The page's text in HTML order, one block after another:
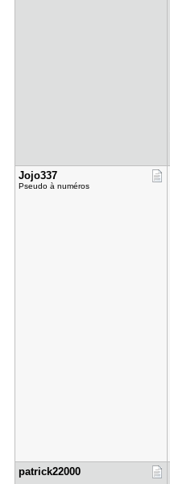
Jojo337
Pseudo à numéros
patrick220​00